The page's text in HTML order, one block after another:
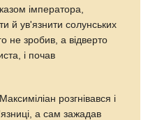
імператора,
й ув'язнити солунських
не зробив, а відверто
і почав
розгнівався і
а сам зажадав